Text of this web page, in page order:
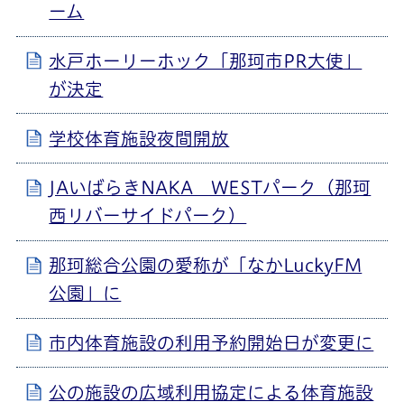
ーム
水戸ホーリーホック「那珂市PR大使」
が決定
学校体育施設夜間開放
JAいばらきNAKA WESTパーク（那珂
西リバーサイドパーク）
那珂総合公園の愛称が「なかLuckyFM
公園」に
市内体育施設の利用予約開始日が変更に
公の施設の広域利用協定による体育施設